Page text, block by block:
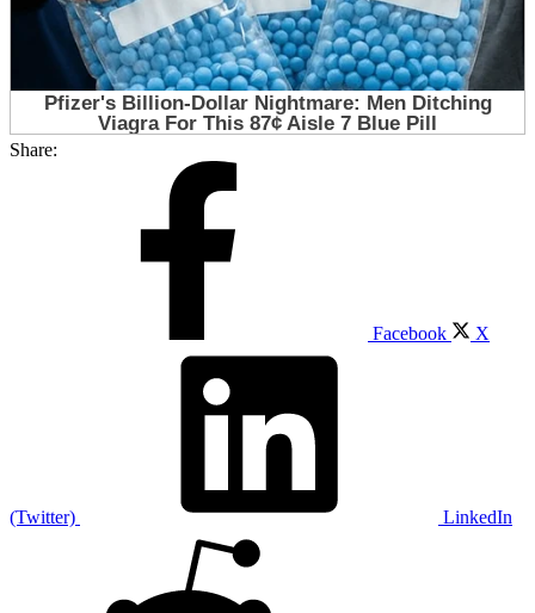
Share:
Facebook X
(Twitter) LinkedIn